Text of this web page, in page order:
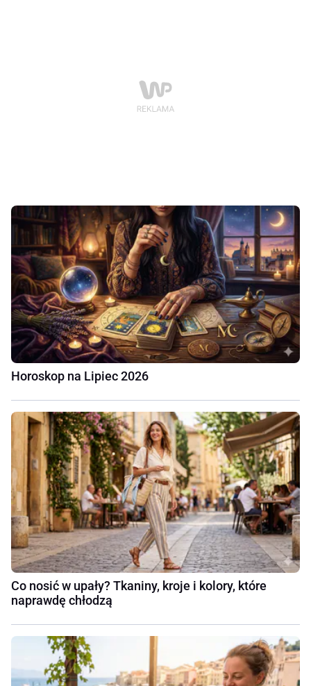
Horoskop na Lipiec 2026
Co nosić w upały? Tkaniny, kroje i kolory, które
naprawdę chłodzą